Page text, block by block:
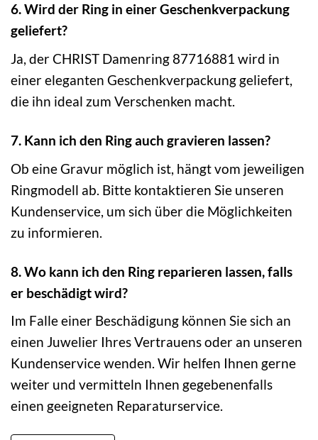
6. Wird der Ring in einer Geschenkverpackung
geliefert?
Ja, der CHRIST Damenring 87716881 wird in
einer eleganten Geschenkverpackung geliefert,
die ihn ideal zum Verschenken macht.
7. Kann ich den Ring auch gravieren lassen?
Ob eine Gravur möglich ist, hängt vom jeweiligen
Ringmodell ab. Bitte kontaktieren Sie unseren
Kundenservice, um sich über die Möglichkeiten
zu informieren.
8. Wo kann ich den Ring reparieren lassen, falls
er beschädigt wird?
Im Falle einer Beschädigung können Sie sich an
einen Juwelier Ihres Vertrauens oder an unseren
Kundenservice wenden. Wir helfen Ihnen gerne
weiter und vermitteln Ihnen gegebenenfalls
einen geeigneten Reparaturservice.